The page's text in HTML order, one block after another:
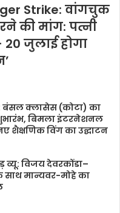
Strike: वांगचुक
की मांग: पत्नी
20 जुलाई होगा
बंसल क्लासेस (कोटा) का
बिमला इंटरनेशनल
शैक्षणिक विंग का उद्घाटन
व्यू: विजय देवरकोंडा–
साथ मान्यवर-मोहे का